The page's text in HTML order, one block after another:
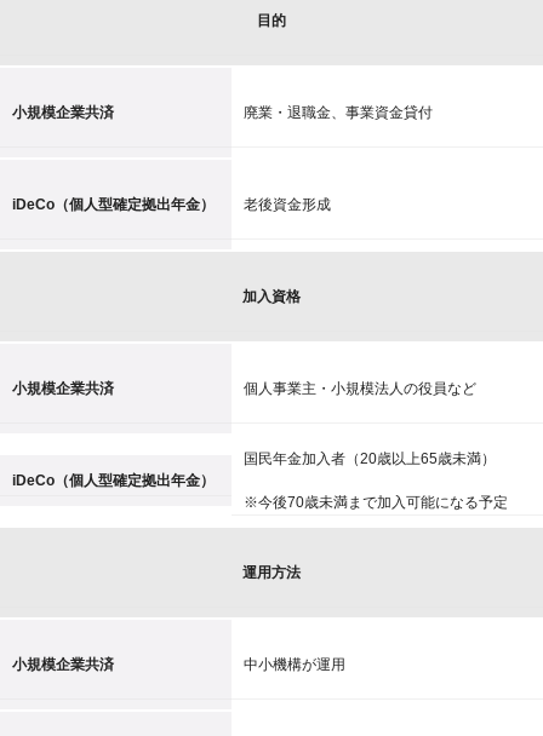
目的
小規模企業共済 廃業・退職金、事業資金貸付
iDeCo（個人型確定拠出年金） 老後資金形成
加入資格
小規模企業共済 個人事業主・小規模法人の役員など
iDeCo（個人型確定拠出年金）
国民年金加入者（20歳以上65歳未満）
※今後70歳未満まで加入可能になる予定
運用方法
小規模企業共済 中小機構が運用